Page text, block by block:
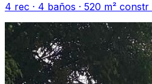
4 rec · 4 baños · 520 m² constr